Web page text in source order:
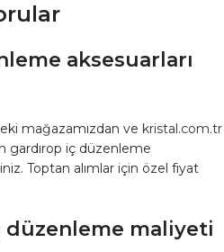
aksesuarları
mağazamızdan ve kristal.com.tr
gardırop iç düzenleme
Toptan alımlar için özel fiyat
düzenleme maliyeti